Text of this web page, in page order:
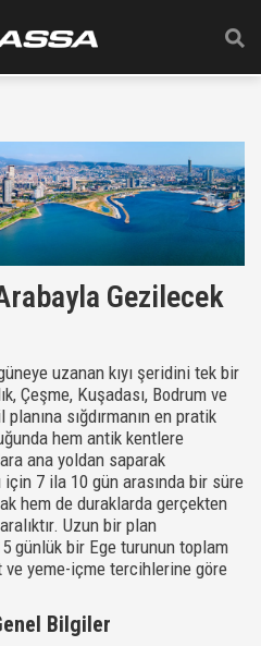
Gezilecek
uzanan kıyı şeridini tek bir
Çeşme, Kuşadası, Bodrum ve
sığdırmanın en pratik
hem antik kentlere
ana yoldan saparak
7 ila 10 gün arasında bir süre
hem de duraklarda gerçekten
Uzun bir plan
günlük bir Ege turunun toplam
ve yeme-içme tercihlerine göre
Bilgiler